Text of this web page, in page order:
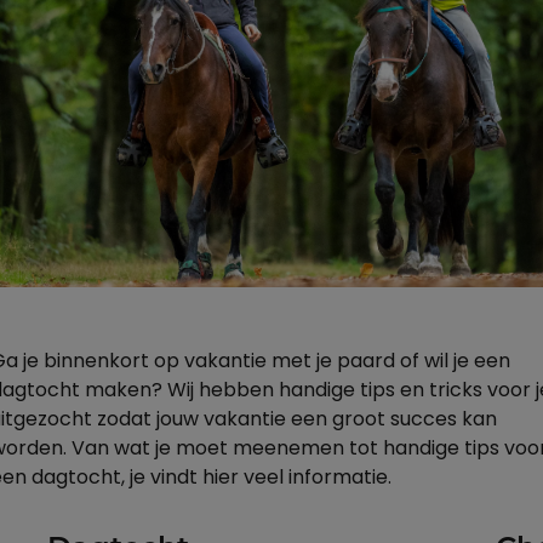
je binnenkort op vakantie met je paard of wil je een
maken? Wij hebben handige tips en tricks voor
zodat jouw vakantie een groot succes kan
Van wat je moet meenemen tot handige tips
dagtocht, je vindt hier veel informatie.